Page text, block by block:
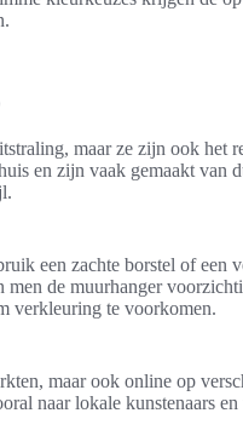
maar ze zijn ook het
en zijn vaak gemaakt van
een zachte borstel of een
de muurhanger
verkleuring te voorkomen.
maar ook online op
naar lokale kunstenaars